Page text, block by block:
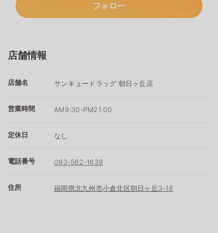
フォロー
店舗情報
店舗名 サンキュードラッグ 朝日ヶ丘店
営業時間 AM9:30-PM21:00
定休日 なし
電話番号 093-562-1639
住所 福岡県北九州市小倉北区朝日ヶ丘3-18